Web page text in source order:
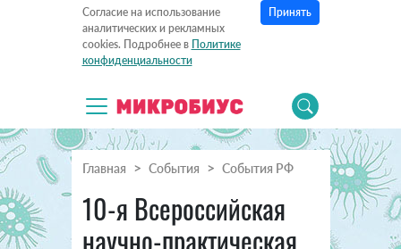
Согласие на использование
аналитических и рекламных
cookies. Подробнее в Политике
конфиденциальности
Принять
Главная События События РФ
10-я Всероссийская
научно-практическая